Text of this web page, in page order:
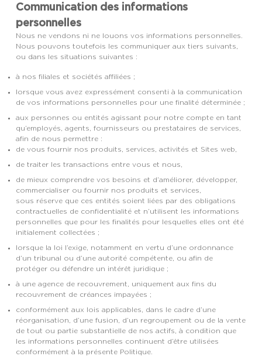
Communication des informations
personnelles
Nous ne vendons ni ne louons vos informations personnelles.
Nous pouvons toutefois les communiquer aux tiers suivants,
ou dans les situations suivantes :
à nos filiales et sociétés affiliées ;
lorsque vous avez expressément consenti à la communication
de vos informations personnelles pour une finalité déterminée ;
aux personnes ou entités agissant pour notre compte en tant
qu’employés, agents, fournisseurs ou prestataires de services,
afin de nous permettre :
de vous fournir nos produits, services, activités et Sites web,
de traiter les transactions entre vous et nous,
de mieux comprendre vos besoins et d’améliorer, développer,
commercialiser ou fournir nos produits et services,
sous réserve que ces entités soient liées par des obligations
contractuelles de confidentialité et n’utilisent les informations
personnelles que pour les finalités pour lesquelles elles ont été
initialement collectées ;
lorsque la loi l’exige, notamment en vertu d’une ordonnance
d’un tribunal ou d’une autorité compétente, ou afin de
protéger ou défendre un intérêt juridique ;
à une agence de recouvrement, uniquement aux fins du
recouvrement de créances impayées ;
conformément aux lois applicables, dans le cadre d’une
réorganisation, d’une fusion, d’un regroupement ou de la vente
de tout ou partie substantielle de nos actifs, à condition que
les informations personnelles continuent d’être utilisées
conformément à la présente Politique.